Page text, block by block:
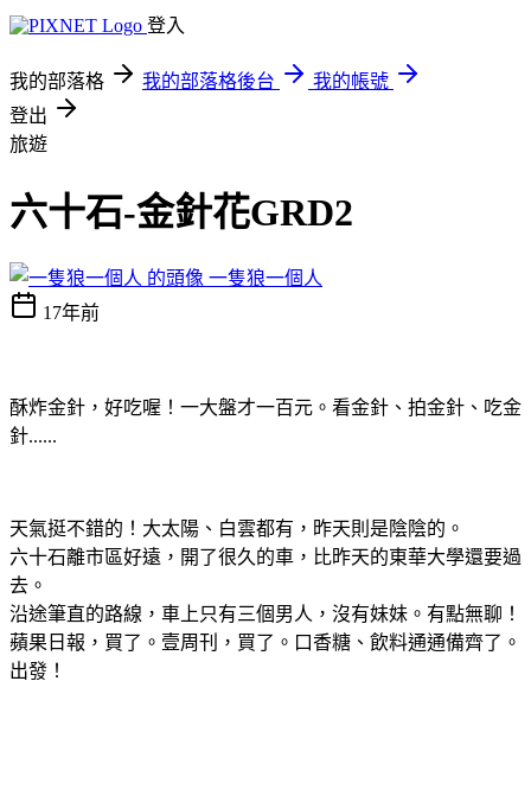
登入
我的部落格 我的部落格後台
我的帳號
登出
旅遊
六十石-金針花GRD2
一隻狼一個人
17年前
酥炸金針，好吃喔！一大盤才一百元。看金針、拍金針、吃金
針......
天氣挺不錯的！大太陽、白雲都有，昨天則是陰陰的。
六十石離市區好遠，開了很久的車，比昨天的東華大學還要過
去。
沿途筆直的路線，車上只有三個男人，沒有妹妹。有點無聊！
蘋果日報，買了。壹周刊，買了。口香糖、飲料通通備齊了。
出發！